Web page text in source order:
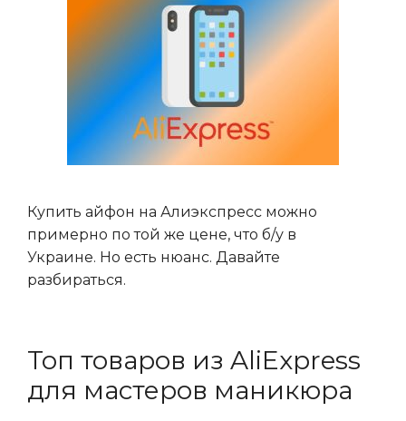
Купить айфон на Алиэкспресс можно
примерно по той же цене, что б/у в
Украине. Но есть нюанс. Давайте
разбираться.
Топ товаров из AliExpress
для мастеров маникюра